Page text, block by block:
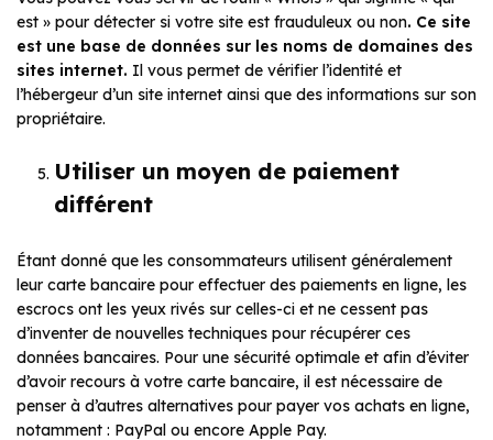
est » pour détecter si votre site est frauduleux ou non. Ce site
est une base de données sur les noms de domaines des
sites internet. Il vous permet de vérifier l’identité et
l’hébergeur d’un site internet ainsi que des informations sur son
propriétaire.
Utiliser un moyen de paiement
différent
Étant donné que les consommateurs utilisent généralement
leur carte bancaire pour effectuer des paiements en ligne, les
escrocs ont les yeux rivés sur celles-ci et ne cessent pas
d’inventer de nouvelles techniques pour récupérer ces
données bancaires. Pour une sécurité optimale et afin d’éviter
d’avoir recours à votre carte bancaire, il est nécessaire de
penser à d’autres alternatives pour payer vos achats en ligne,
notamment : PayPal ou encore Apple Pay.